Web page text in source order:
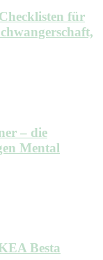
für
– die
Mental
Besta